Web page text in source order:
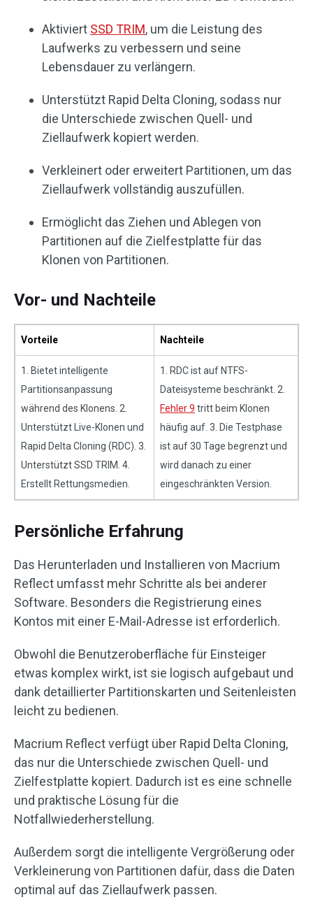
Aktiviert SSD TRIM, um die Leistung des
Laufwerks zu verbessern und seine
Lebensdauer zu verlängern.
Unterstützt Rapid Delta Cloning, sodass nur
die Unterschiede zwischen Quell- und
Ziellaufwerk kopiert werden.
Verkleinert oder erweitert Partitionen, um das
Ziellaufwerk vollständig auszufüllen.
Ermöglicht das Ziehen und Ablegen von
Partitionen auf die Zielfestplatte für das
Klonen von Partitionen.
Vor- und Nachteile
Vorteile Nachteile
1. Bietet intelligente
Partitionsanpassung
während des Klonens. 2.
Unterstützt Live-Klonen und
Rapid Delta Cloning (RDC). 3.
Unterstützt SSD TRIM. 4.
Erstellt Rettungsmedien.
1. RDC ist auf NTFS-
Dateisysteme beschränkt. 2.
Fehler 9 tritt beim Klonen
häufig auf. 3. Die Testphase
ist auf 30 Tage begrenzt und
wird danach zu einer
eingeschränkten Version.
Persönliche Erfahrung
Das Herunterladen und Installieren von Macrium
Reflect umfasst mehr Schritte als bei anderer
Software. Besonders die Registrierung eines
Kontos mit einer E-Mail-Adresse ist erforderlich.
Obwohl die Benutzeroberfläche für Einsteiger
etwas komplex wirkt, ist sie logisch aufgebaut und
dank detaillierter Partitionskarten und Seitenleisten
leicht zu bedienen.
Macrium Reflect verfügt über Rapid Delta Cloning,
das nur die Unterschiede zwischen Quell- und
Zielfestplatte kopiert. Dadurch ist es eine schnelle
und praktische Lösung für die
Notfallwiederherstellung.
Außerdem sorgt die intelligente Vergrößerung oder
Verkleinerung von Partitionen dafür, dass die Daten
optimal auf das Ziellaufwerk passen.